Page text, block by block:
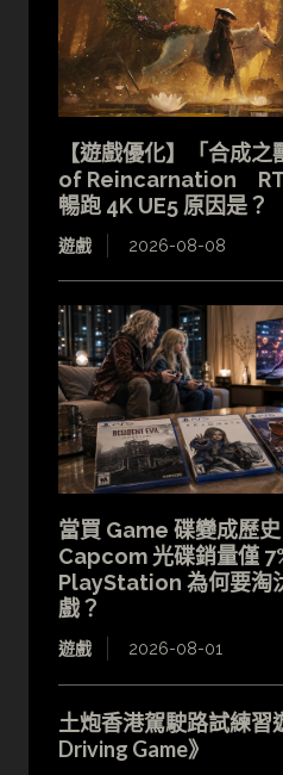
【遊戲優化】「合成
of Reincarnation
暢跑 4K UE5 原因是？
遊戲 2026-08-08
當買 Game 碟變成歷史
Capcom 光碟銷量僅
PlayStation 為何要淘
戲？
遊戲 2026-08-01
土炮香港駕駛路試練習
Driving Game》